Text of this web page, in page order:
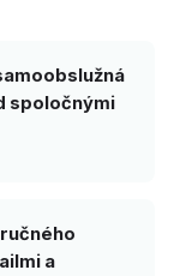
spoločnými
a